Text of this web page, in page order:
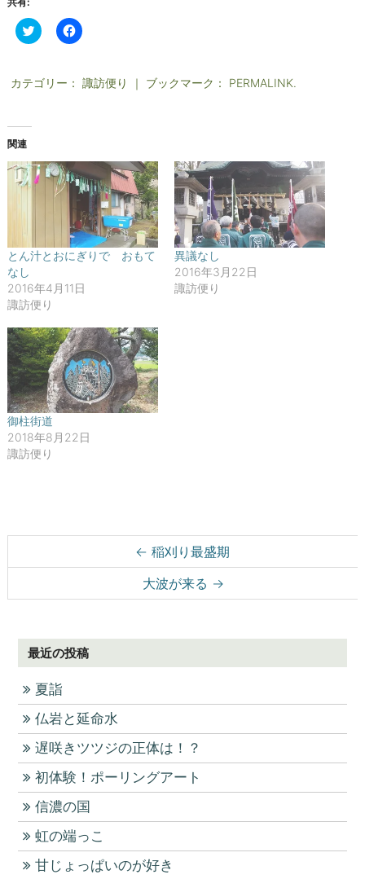
ク
リ
て
T
で
共
有
ィ
ン
ウ
で
開
き
ま
す
)
F
a
o
o
に
は
ク
リ
ッ
ク
し
て
く
だ
い
(
い
ウ
ィ
ン
ド
ウ
で
開
き
す
)
カテゴリー： 諏訪便り ｜ ブックマーク： PERMALINK.
関連
とん汁とおにぎりで おもて
なし
2016年4月11日
諏訪便り
異議なし
2016年3月22日
諏訪便り
御柱街道
2018年8月22日
諏訪便り
Post navigation
← 稲刈り最盛期
大波が来る →
最近の投稿
夏詣
仏岩と延命水
遅咲きツツジの正体は！？
初体験！ポーリングアート
信濃の国
虹の端っこ
甘じょっぱいのが好き